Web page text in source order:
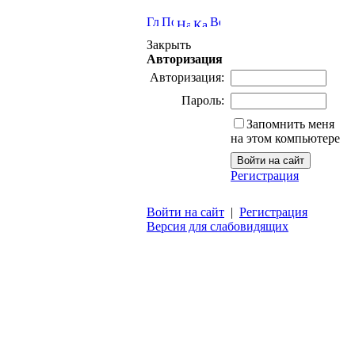
Закрыть
Авторизация
Авторизация:
Пароль:
Запомнить меня
на этом компьютере
Регистрация
Войти на сайт | Регистрация
Версия для слабовидящих